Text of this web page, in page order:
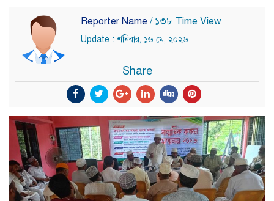
Reporter Name / ১৩৮ Time View
Update : শনিবার, ১৬ মে, ২০২৬
Share